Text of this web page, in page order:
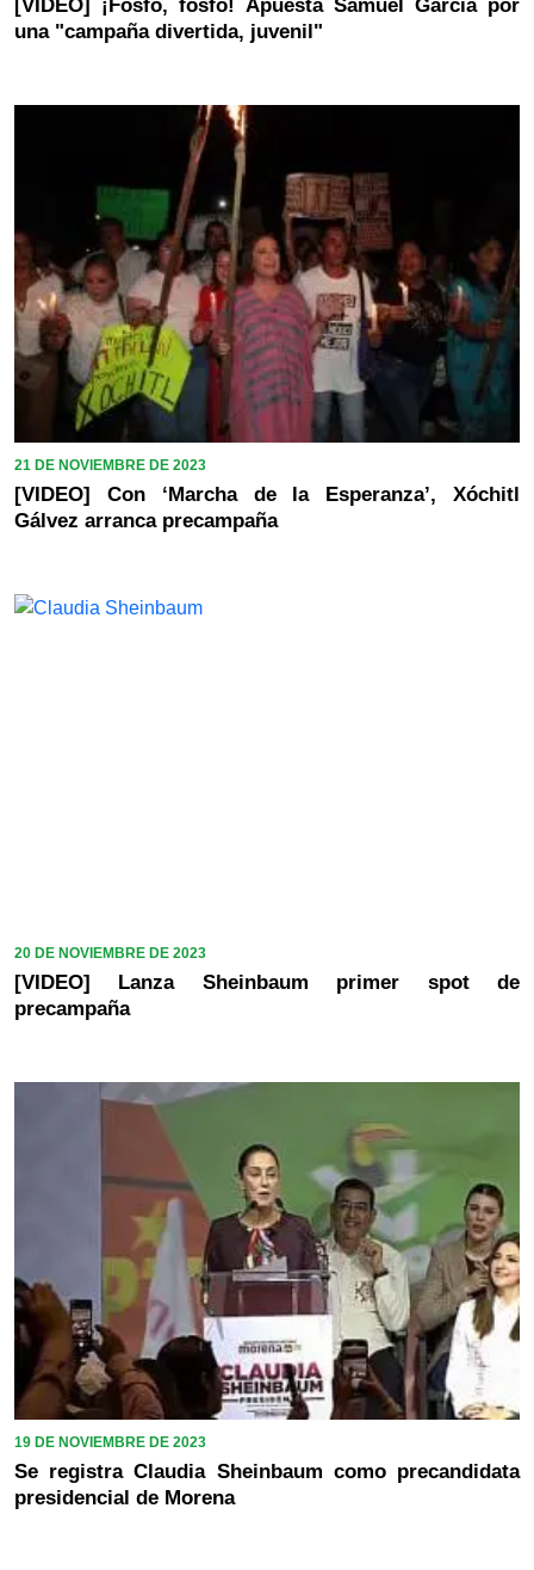
[VIDEO] ¡Fosfo, fosfo! Apuesta Samuel García por
una "campaña divertida, juvenil"
21 DE NOVIEMBRE DE 2023
[VIDEO] Con ‘Marcha de la Esperanza’, Xóchitl
Gálvez arranca precampaña
20 DE NOVIEMBRE DE 2023
[VIDEO] Lanza Sheinbaum primer spot de
precampaña
19 DE NOVIEMBRE DE 2023
Se registra Claudia Sheinbaum como precandidata
presidencial de Morena